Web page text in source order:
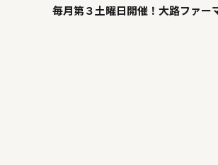
毎月第３土曜日開催！大路ファー